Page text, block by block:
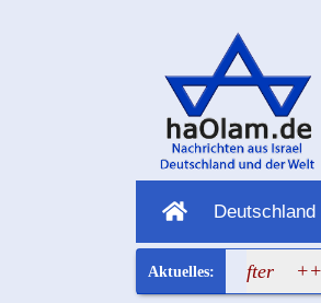
Deutschland
jüdischen Brandstifter +++